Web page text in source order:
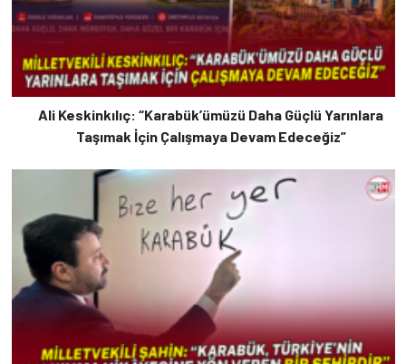
Ali Keskinkılıç: “Karabük’ümüzü Daha Güçlü Yarınlara
Taşımak İçin Çalışmaya Devam Edeceğiz”